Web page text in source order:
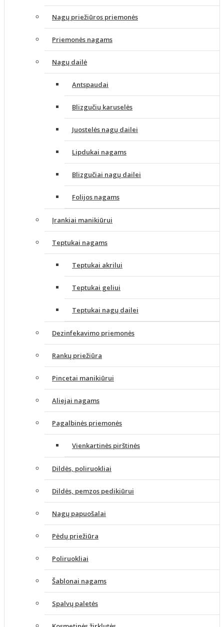
Nagų priežiūros priemonės
Priemonės nagams
Nagų dailė
Antspaudai
Blizgučių karuselės
Juostelės nagų dailei
Lipdukai nagams
Blizgučiai nagų dailei
Folijos nagams
Įrankiai manikiūrui
Teptukai nagams
Teptukai akrilui
Teptukai geliui
Teptukai nagų dailei
Dezinfekavimo priemonės
Rankų priežiūra
Pincetai manikiūrui
Aliejai nagams
Pagalbinės priemonės
Vienkartinės pirštinės
Dildės, poliruokliai
Dildės, pemzos pedikiūrui
Nagų papuošalai
Pėdų priežiūra
Poliruokliai
Šablonai nagams
Spalvų paletės